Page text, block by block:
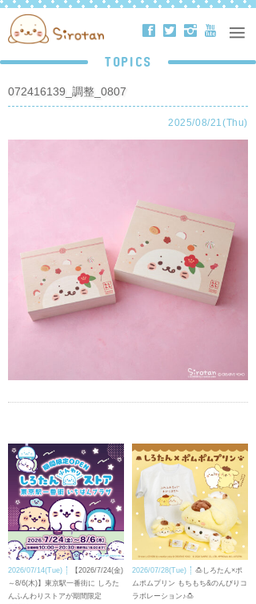
ä å ë ð
TOPICS
072416139_調整_0807
2025/08/21(Thu)
2026/07/14(Tue)
【2026/7/24(金)
～8/6(木)】東京駅一番街に しろた
んふんわりストアが期間限定
2026/07/28(Tue)
🍮しろたん×ポ
ムポムプリン もちもち&のんびりコ
ラボレーション♪🍮